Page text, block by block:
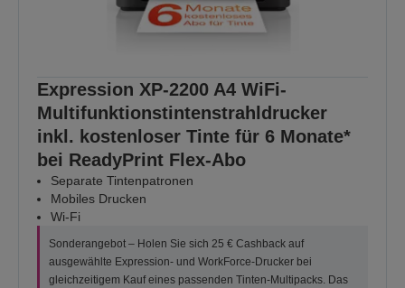
Expression XP-2200 A4 WiFi-
Multifunktionstintenstrahldrucker
inkl. kostenloser Tinte für 6 Monate*
bei ReadyPrint Flex-Abo
Separate Tintenpatronen
Mobiles Drucken
Wi-Fi
Sonderangebot – Holen Sie sich 25 € Cashback auf
ausgewählte Expression- und WorkForce-Drucker bei
gleichzeitigem Kauf eines passenden Tinten-Multipacks. Das